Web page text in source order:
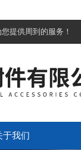
提供周到的服务！
于我们